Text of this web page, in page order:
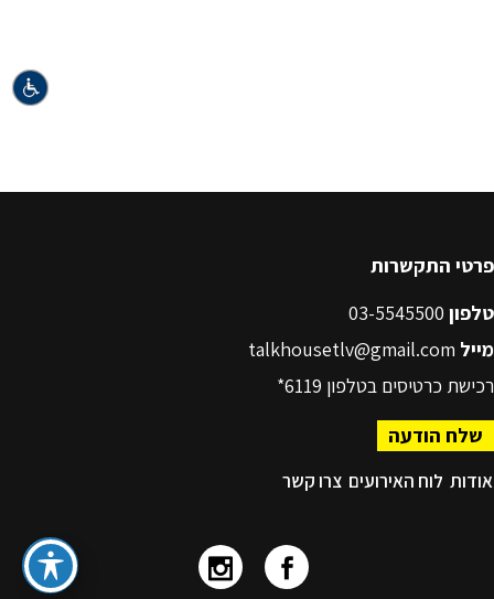
פרטי התקשרות
טלפון
מייל talkhousetlv@gmail.com
רכישת כרטיסים בטלפון 6119*
שלח הודעה
אודות לוח האירועים צרו קשר